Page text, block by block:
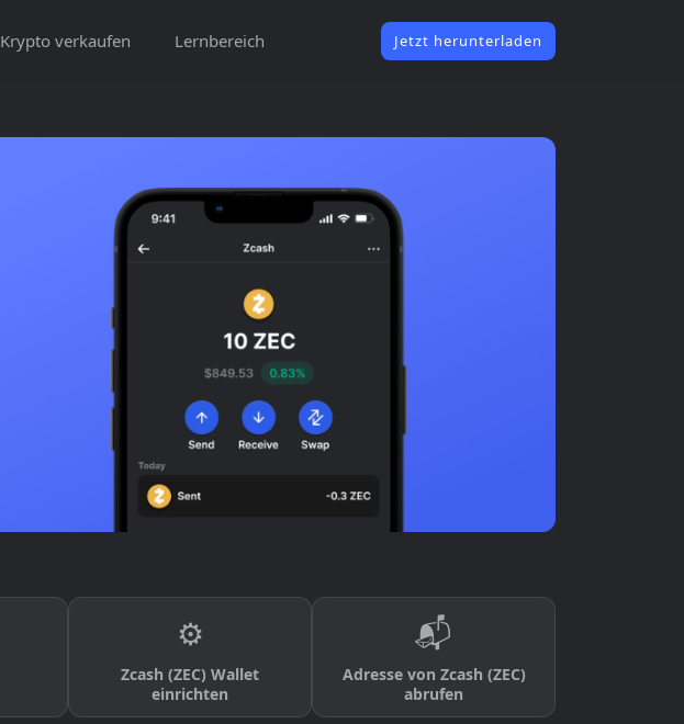
Krypto verkaufen Lernbereich Jetzt herunterladen
⚙️
Zcash (ZEC) Wallet
einrichten
📬
Adresse von Zcash (ZEC)
abrufen